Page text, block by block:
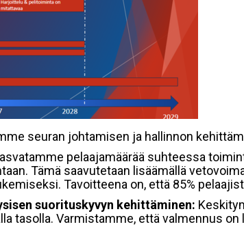
seuran johtamisen ja hallinnon
pelaajamäärää suhteessa
Tämä saavutetaan lisäämällä
Tavoitteena on, että 85%
suorituskyvyn kehittäminen:
tasolla. Varmistamme, että valmennus